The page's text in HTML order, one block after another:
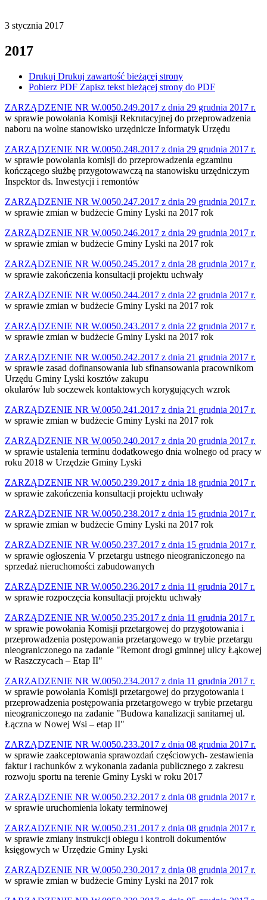
3 stycznia 2017
2017
Drukuj Drukuj zawartość bieżącej strony
Pobierz PDF Zapisz tekst bieżącej strony do PDF
ZARZĄDZENIE NR W.0050.249.2017 z dnia 29 grudnia 2017 r.
w sprawie powołania Komisji Rekrutacyjnej do przeprowadzenia
naboru na wolne stanowisko urzędnicze Informatyk Urzędu
ZARZĄDZENIE NR W.0050.248.2017 z dnia 29 grudnia 2017 r.
w sprawie powołania komisji do przeprowadzenia egzaminu
kończącego służbę przygotowawczą na stanowisku urzędniczym
Inspektor ds. Inwestycji i remontów
ZARZĄDZENIE NR W.0050.247.2017 z dnia 29 grudnia 2017 r.
w sprawie zmian w budżecie Gminy Lyski na 2017 rok
ZARZĄDZENIE NR W.0050.246.2017 z dnia 29 grudnia 2017 r.
w sprawie zmian w budżecie Gminy Lyski na 2017 rok
ZARZĄDZENIE NR W.0050.245.2017 z dnia 28 grudnia 2017 r.
w sprawie zakończenia konsultacji projektu uchwały
ZARZĄDZENIE NR W.0050.244.2017 z dnia 22 grudnia 2017 r.
w sprawie zmian w budżecie Gminy Lyski na 2017 rok
ZARZĄDZENIE NR W.0050.243.2017 z dnia 22 grudnia 2017 r.
w sprawie zmian w budżecie Gminy Lyski na 2017 rok
ZARZĄDZENIE NR W.0050.242.2017 z dnia 21 grudnia 2017 r.
w sprawie zasad dofinansowania lub sfinansowania pracownikom
Urzędu Gminy Lyski kosztów zakupu
okularów lub soczewek kontaktowych korygujących wzrok
ZARZĄDZENIE NR W.0050.241.2017 z dnia 21 grudnia 2017 r.
w sprawie zmian w budżecie Gminy Lyski na 2017 rok
ZARZĄDZENIE NR W.0050.240.2017 z dnia 20 grudnia 2017 r.
w sprawie ustalenia terminu dodatkowego dnia wolnego od pracy w
roku 2018 w Urzędzie Gminy Lyski
ZARZĄDZENIE NR W.0050.239.2017 z dnia 18 grudnia 2017 r.
w sprawie zakończenia konsultacji projektu uchwały
ZARZĄDZENIE NR W.0050.238.2017 z dnia 15 grudnia 2017 r.
w sprawie zmian w budżecie Gminy Lyski na 2017 rok
ZARZADZENIE NR W.0050.237.2017 z dnia 15 grudnia 2017 r.
w sprawie ogłoszenia V przetargu ustnego nieograniczonego na
sprzedaż nieruchomości zabudowanych
ZARZĄDZENIE NR W.0050.236.2017 z dnia 11 grudnia 2017 r.
w sprawie rozpoczęcia konsultacji projektu uchwały
ZARZĄDZENIE NR W.0050.235.2017 z dnia 11 grudnia 2017 r.
w sprawie powołania Komisji przetargowej do przygotowania i
przeprowadzenia postępowania przetargowego w trybie przetargu
nieograniczonego na zadanie "Remont drogi gminnej ulicy Łąkowej
w Raszczycach – Etap II"
ZARZADZENIE NR W.0050.234.2017 z dnia 11 grudnia 2017 r.
w sprawie powołania Komisji przetargowej do przygotowania i
przeprowadzenia postępowania przetargowego w trybie przetargu
nieograniczonego na zadanie "Budowa kanalizacji sanitarnej ul.
Łączna w Nowej Wsi – etap II"
ZARZĄDZENIE NR W.0050.233.2017 z dnia 08 grudnia 2017 r.
w sprawie zaakceptowania sprawozdań częściowych- zestawienia
faktur i rachunków z wykonania zadania publicznego z zakresu
rozwoju sportu na terenie Gminy Lyski w roku 2017
ZARZĄDZENIE NR W.0050.232.2017 z dnia 08 grudnia 2017 r.
w sprawie uruchomienia lokaty terminowej
ZARZADZENIE NR W.0050.231.2017 z dnia 08 grudnia 2017 r.
w sprawie zmiany instrukcji obiegu i kontroli dokumentów
księgowych w Urzędzie Gminy Lyski
ZARZĄDZENIE NR W.0050.230.2017 z dnia 08 grudnia 2017 r.
w sprawie zmian w budżecie Gminy Lyski na 2017 rok